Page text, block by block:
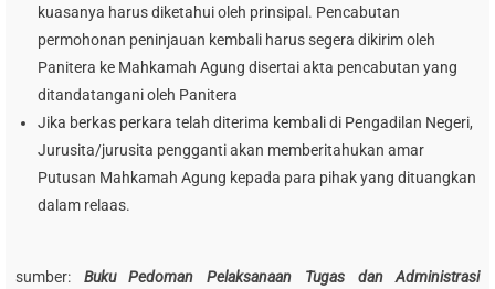
kuasanya harus diketahui oleh prinsipal. Pencabutan
permohonan peninjauan kembali harus segera dikirim oleh
Panitera ke Mahkamah Agung disertai akta pencabutan yang
ditandatangani oleh Panitera
Jika berkas perkara telah diterima kembali di Pengadilan Negeri,
Jurusita/jurusita pengganti akan memberitahukan amar
Putusan Mahkamah Agung kepada para pihak yang dituangkan
dalam relaas.
sumber: Buku Pedoman Pelaksanaan Tugas dan Administrasi